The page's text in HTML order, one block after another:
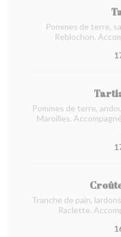
Pommes de terre,
Reblochon.
Pommes de terre,
Maroilles.
Tranche de pain,
Raclette.